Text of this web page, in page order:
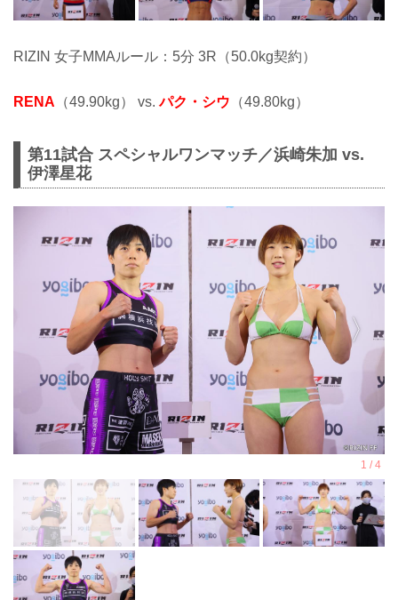
RIZIN 女子MMAルール：5分 3R（50.0kg契約）
RENA （49.90kg） vs.パク・シウ （49.80kg）
第11試合 スペシャルワンマッチ／浜崎朱加 vs.
伊澤星花